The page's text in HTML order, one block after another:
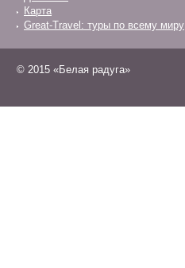
Карта
Great-Travel: туры по всему миру
© 2015 «Белая радуга»